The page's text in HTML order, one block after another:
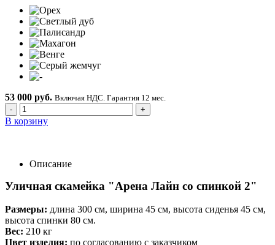
53 000 руб. Включая НДС. Гарантия 12 мес.
-
+
В корзину
Описание
Уличная скамейка "Арена Лайн со спинкой 2"
Размеры: длина 300 см, ширина 45 см, высота сиденья 45 см,
высота спинки 80 см.
Вес: 210 кг
Цвет изделия: по согласованию с заказчиком